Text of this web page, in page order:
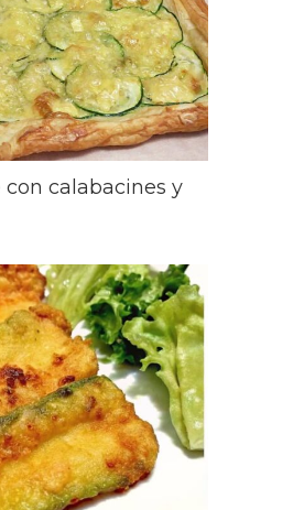
calabacines y